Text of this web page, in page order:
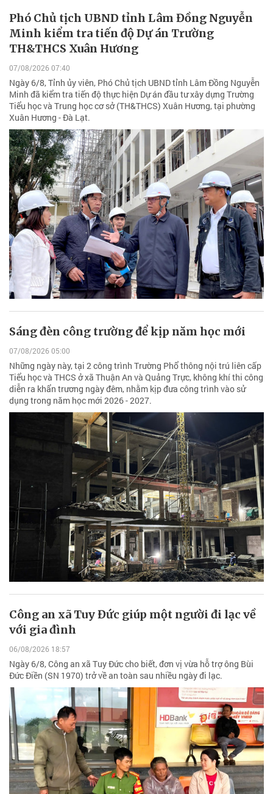
Phó Chủ tịch UBND tỉnh Lâm Đồng Nguyễn
Minh kiểm tra tiến độ Dự án Trường
TH&THCS Xuân Hương
07/08/2026 07:40
Ngày 6/8, Tỉnh ủy viên, Phó Chủ tịch UBND tỉnh Lâm Đồng Nguyễn
Minh đã kiểm tra tiến độ thực hiện Dự án đầu tư xây dựng Trường
Tiểu học và Trung học cơ sở (TH&THCS) Xuân Hương, tại phường
Xuân Hương - Đà Lạt.
Sáng đèn công trường để kịp năm học mới
07/08/2026 05:00
Những ngày này, tại 2 công trình Trường Phổ thông nội trú liên cấp
Tiểu học và THCS ở xã Thuận An và Quảng Trực, không khí thi công
diễn ra khẩn trương ngày đêm, nhằm kịp đưa công trình vào sử
dụng trong năm học mới 2026 - 2027.
Công an xã Tuy Đức giúp một người đi lạc về
với gia đình
06/08/2026 18:57
Ngày 6/8, Công an xã Tuy Đức cho biết, đơn vị vừa hỗ trợ ông Bùi
Đức Điền (SN 1970) trở về an toàn sau nhiều ngày đi lạc.